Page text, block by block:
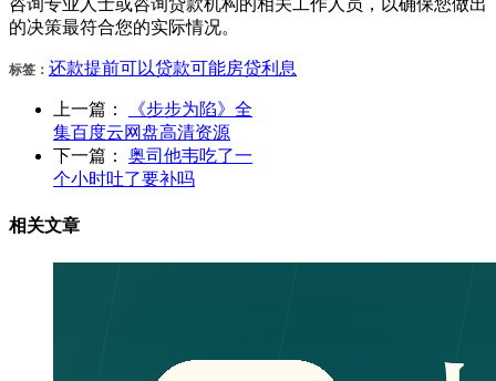
咨询专业人士或咨询贷款机构的相关工作人员，以确保您做出
的决策最符合您的实际情况。
标签： 还款提前可以贷款可能房贷利息
上一篇：
《步步为陷》全
集百度云网盘高清资源
下一篇：
奥司他韦吃了一
个小时吐了要补吗
相关文章